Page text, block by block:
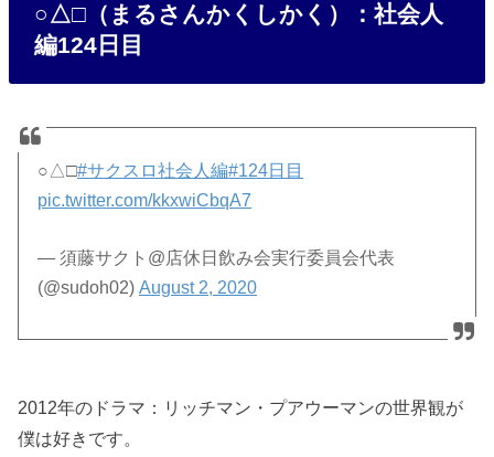
○△□（まるさんかくしかく）：社会人
編124日目
○△□#サクスロ社会人編#124日目
pic.twitter.com/kkxwiCbqA7
— 須藤サクト@店休日飲み会実行委員会代表
(@sudoh02)August 2, 2020
2012年のドラマ：リッチマン・プアウーマンの世界観が
僕は好きです。